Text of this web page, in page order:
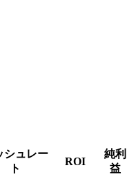
シュレー
ト
ROI
純利
益